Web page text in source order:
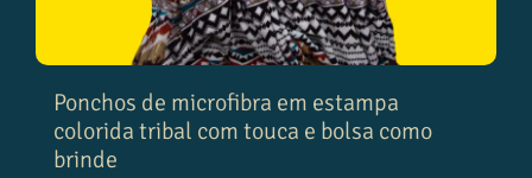
Ponchos de microfibra em estampa
colorida tribal com touca e bolsa como
brinde